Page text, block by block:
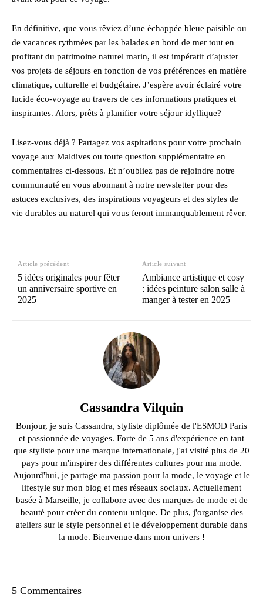
En définitive, que vous rêviez d’une échappée bleue paisible ou
de vacances rythmées par les balades en bord de mer tout en
profitant du patrimoine naturel marin, il est impératif d’ajuster
vos projets de séjours en fonction de vos préférences en matière
climatique, culturelle et budgétaire. J’espère avoir éclairé votre
lucide éco-voyage au travers de ces informations pratiques et
inspirantes. Alors, prêts à planifier votre séjour idyllique?
Lisez-vous déjà ? Partagez vos aspirations pour votre prochain
voyage aux Maldives ou toute question supplémentaire en
commentaires ci-dessous. Et n’oubliez pas de rejoindre notre
communauté en vous abonnant à notre newsletter pour des
astuces exclusives, des inspirations voyageurs et des styles de
vie durables au naturel qui vous feront immanquablement rêver.
Article précédent
5 idées originales pour fêter
un anniversaire sportive en
2025
Article suivant
Ambiance artistique et cosy
: idées peinture salon salle à
manger à tester en 2025
Cassandra Vilquin
Bonjour, je suis Cassandra, styliste diplômée de l'ESMOD Paris
et passionnée de voyages. Forte de 5 ans d'expérience en tant
que styliste pour une marque internationale, j'ai visité plus de 20
pays pour m'inspirer des différentes cultures pour ma mode.
Aujourd'hui, je partage ma passion pour la mode, le voyage et le
lifestyle sur mon blog et mes réseaux sociaux. Actuellement
basée à Marseille, je collabore avec des marques de mode et de
beauté pour créer du contenu unique. De plus, j'organise des
ateliers sur le style personnel et le développement durable dans
la mode. Bienvenue dans mon univers !
5 Commentaires